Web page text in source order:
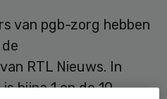
van pgb-zorg hebben
RTL Nieuws. In
bijna 1 op de 10